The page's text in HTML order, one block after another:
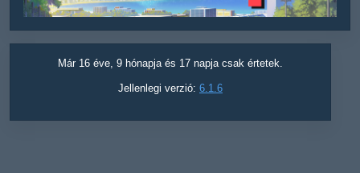
Már 16 éve, 9 hónapja és 17 napja csak értetek.
Jellenlegi verzió: 6.1.6